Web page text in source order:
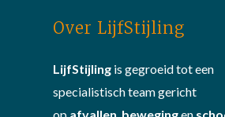
Over LijfStijling
LijfStijling is gegroeid tot een
specialistisch team gericht